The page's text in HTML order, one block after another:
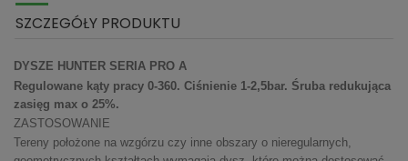
SZCZEGÓŁY PRODUKTU
DYSZE HUNTER SERIA PRO A
Regulowane kąty pracy 0-360. Ciśnienie 1-2,5bar. Śruba redukująca
zasięg max o 25%.
ZASTOSOWANIE
Tereny położone na wzgórzu czy inne obszary o nieregularnych,